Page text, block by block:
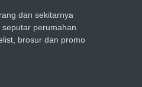
dan sekitarnya
perumahan
brosur dan promo